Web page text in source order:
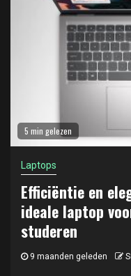
5 min gelezen
Laptops
Efficiëntie en
ideale laptop
studeren
9 maanden geleden